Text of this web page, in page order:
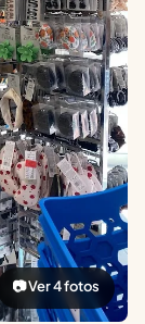
📷 Ver 4 fotos